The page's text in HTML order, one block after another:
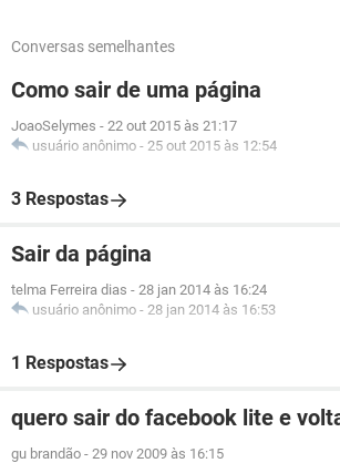
Conversas semelhantes
Como sair de uma página
JoaoSelymes - 22 out 2015 às 21:17
usuário anônimo - 25 out 2015 às 12:54
3 Respostas
Sair da página
telma Ferreira dias - 28 jan 2014 às 16:24
usuário anônimo - 28 jan 2014 às 16:53
1 Respostas
quero sair do facebook lite e
gu brandão - 29 nov 2009 às 16:15